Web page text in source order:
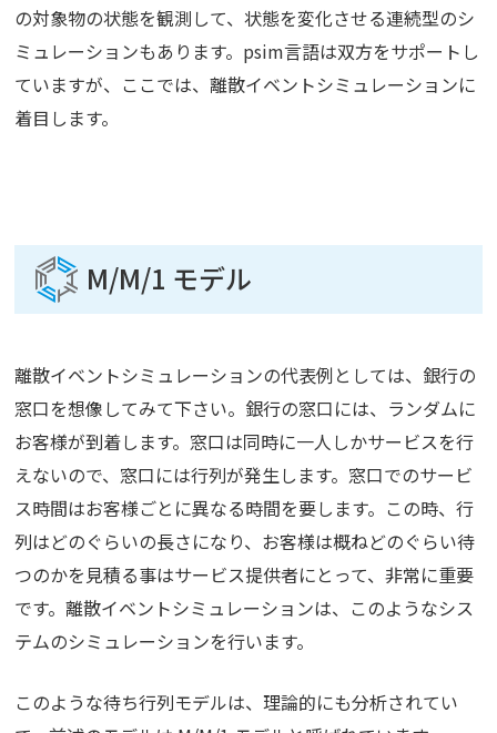
の対象物の状態を観測して、状態を変化させる連続型のシ
ミュレーションもあります。psim言語は双方をサポートし
ていますが、ここでは、離散イベントシミュレーションに
着目します。
M/M/1 モデル
離散イベントシミュレーションの代表例としては、銀行の
窓口を想像してみて下さい。銀行の窓口には、ランダムに
お客様が到着します。窓口は同時に一人しかサービスを行
えないので、窓口には行列が発生します。窓口でのサービ
ス時間はお客様ごとに異なる時間を要します。この時、行
列はどのぐらいの長さになり、お客様は概ねどのぐらい待
つのかを見積る事はサービス提供者にとって、非常に重要
です。離散イベントシミュレーションは、このようなシス
テムのシミュレーションを行います。
このような待ち行列モデルは、理論的にも分析されてい